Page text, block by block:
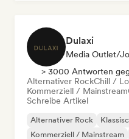
Dulaxi
Media Outlet/
> 3000 Antworten
Alternativer RockChill /
Kommerziell / Mainstream
Schreibe Artikel
Alternativer Rock
Kommerziell / Mainstream